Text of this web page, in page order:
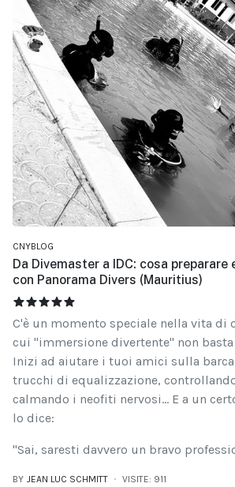
CNYBLOG
Da Divemaster a IDC: cosa
con Panorama Divers (Mauritius)
VALUTAZIONE ATTUALE:
C'è un momento speciale nella vita di
cui "immersione divertente" non
Inizi ad aiutare i tuoi amici sulla
trucchi di equalizzazione,
calmando i neofiti nervosi... E a un
lo dice:
"Sai, saresti davvero un bravo
BY JEAN LUC SCHMITT VISITE: 911